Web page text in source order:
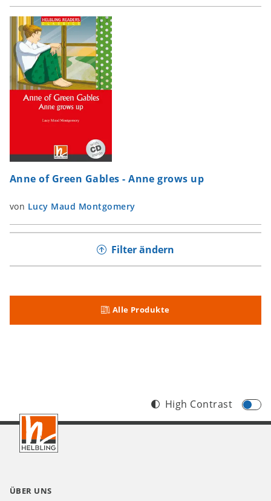
Anne of Green Gables - Anne grows up
von Lucy Maud Montgomery
Filter ändern
Alle Produkte
Footer
AT
High Contrast
ÜBER UNS